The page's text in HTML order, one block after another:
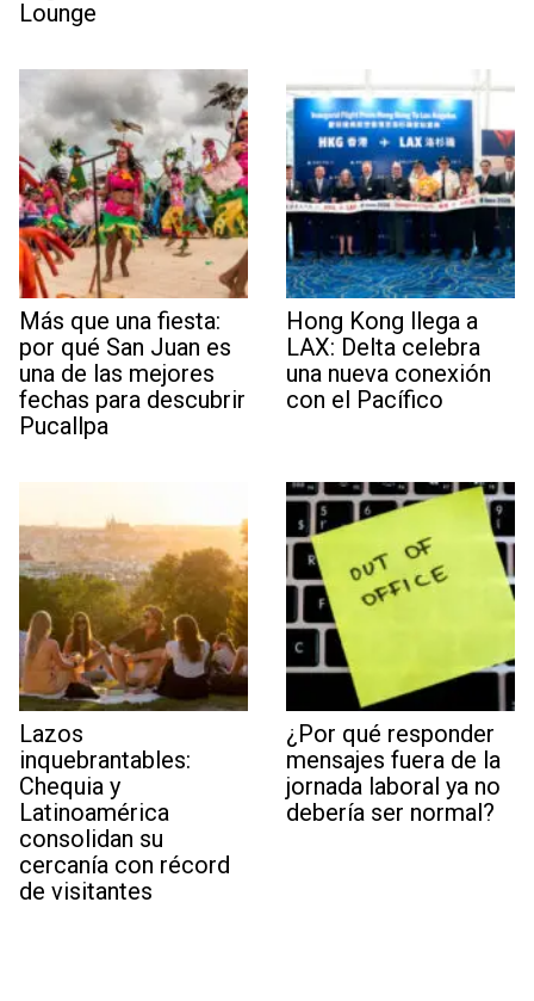
Lounge
Más que una fiesta:
por qué San Juan es
una de las mejores
fechas para descubrir
Pucallpa
Hong Kong llega a
LAX: Delta celebra
una nueva conexión
con el Pacífico
Lazos
inquebrantables:
Chequia y
Latinoamérica
consolidan su
cercanía con récord
de visitantes
¿Por qué responder
mensajes fuera de la
jornada laboral ya no
debería ser normal?